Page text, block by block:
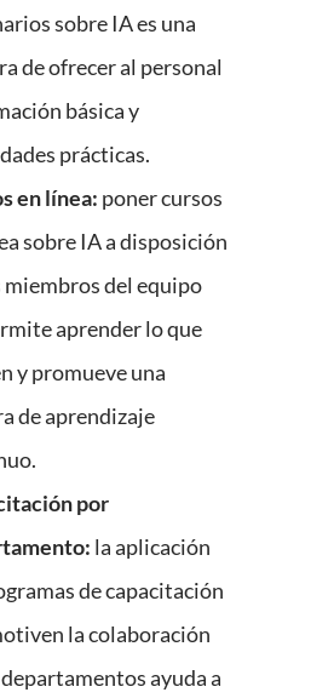
sobre IA es una
de ofrecer al personal
básica y
prácticas.
en línea: poner cursos
sobre IA a disposición
miembros del equipo
aprender lo que
y promueve una
de aprendizaje
por
la aplicación
de capacitación
la colaboración
ayuda a